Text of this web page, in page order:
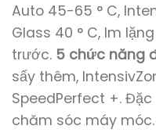
Auto 45-65 ° C,
Glass 40 ° C, Im
trước. 5 chức năng
sấy thêm,
SpeedPerfect +.
chăm sóc máy móc.